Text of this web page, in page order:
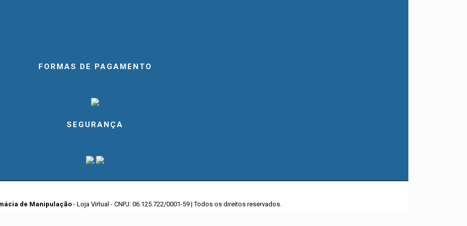
FORMAS DE PAGAMENTO
SEGURANÇA
de Manipulação- Loja Virtual - CNPJ: 06.125.722/0001-59 | Todos os direitos reservados.